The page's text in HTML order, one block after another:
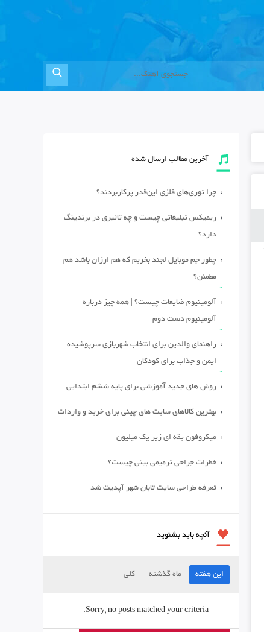
آخرین مطالب ارسال شده
چرا توری‌های فلزی این‌قدر پرکاربردند؟
ریمیکس تبلیغاتی چیست و چه تاثیری در برندینگ
دارد؟
چطور جم موبایل لجند بخریم که هم ارزان باشد هم
مطمئن؟
آلومینیوم ضایعات چیست؟ | همه چیز درباره
آلومینیوم دست دوم
راهنمای والدین برای انتخاب شهربازی سرپوشیده
ایمن و جذاب برای کودکان
روش های جدید آموزشی برای پایه ششم ابتدایی
بهترین کالاهای سایت های چینی برای خرید و واردات
میکروفون یقه ای زیر یک میلیون
خطرات جراحی ترمیمی بینی چیست؟
تعرفه طراحی سایت تابان شهر آپدیت شد
آنچه باید بشنوید
این هفته ماه گذشته کلی
Sorry, no posts matched your criteria.